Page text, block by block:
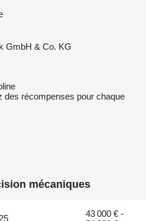
GmbH & Co. KG
des récompenses pour chaque
mécaniques
43 000 € -